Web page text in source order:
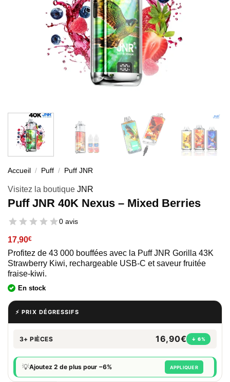
Accueil / Puff / Puff JNR
Visitez la boutique JNR
Puff JNR 40K Nexus – Mixed Berries
0 avis
17,90€
Profitez de 43 000 bouffées avec la Puff JNR Gorilla 43K
Strawberry Kiwi, rechargeable USB-C et saveur fruitée
fraise-kiwi.
En stock
⚡ PRIX DÉGRESSIFS
3+ PIÈCES 16,90€ ↓ 6%
💡Ajoutez 2 de plus pour −6% APPLIQUER